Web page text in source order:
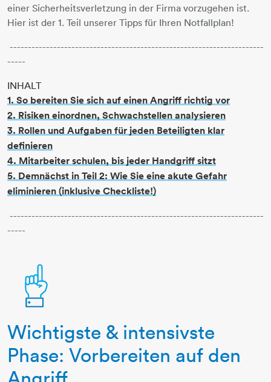
einer Sicherheitsverletzung in der Firma vorzugehen ist.
Hier ist der 1. Teil unserer Tipps für Ihren Notfallplan!
----------------------------------------------------------------------
-----
INHALT
1. So bereiten Sie sich auf einen Angriff richtig vor
2. Risiken einordnen, Schwachstellen analysieren
3. Rollen und Aufgaben für jeden Beteiligten klar
definieren
4. Mitarbeiter schulen, bis jeder Handgriff sitzt
5. Demnächst in Teil 2: Wie Sie eine akute Gefahr
eliminieren (inklusive Checkliste!)
----------------------------------------------------------------------
-----
1-hand
Wichtigste & intensivste
Phase: Vorbereiten auf den